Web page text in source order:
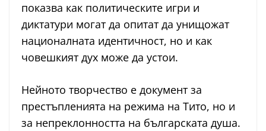
показва как политическите игри и
диктатури могат да опитат да унищожат
националната идентичност, но и как
човешкият дух може да устои.
Нейното творчество е документ за
престъпленията на режима на Тито, но и
за непреклонността на българската душа.